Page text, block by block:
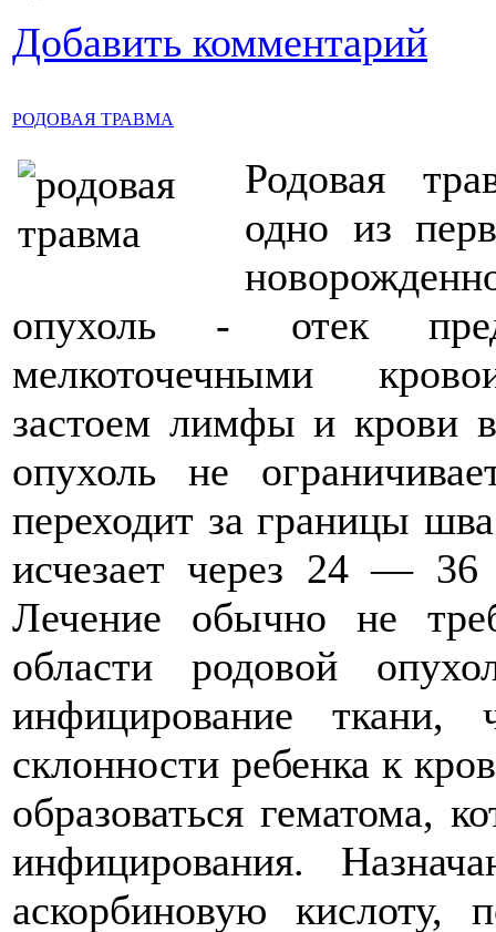
Добавить комментарий
РОДОВАЯ ТРАВМА
Родовая
одно из
опухоль - отек
мелкоточечными
застоем лимфы и крови
опухоль не
переходит за границы
исчезает через 24 —
Лечение обычно не
области родовой
инфицирование ткани,
склонности ребенка к
образоваться гематома,
инфицирования.
аскорбиновую кислоту,